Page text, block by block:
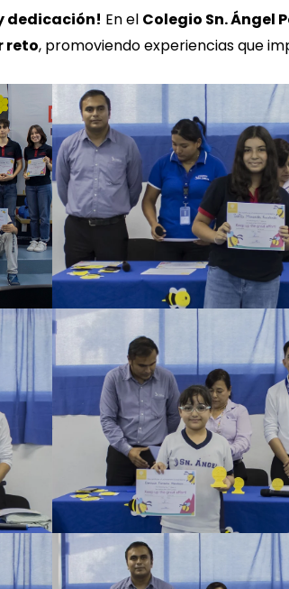
dedicación! En el Colegio Sn. Ángel
reto, promoviendo experiencias que